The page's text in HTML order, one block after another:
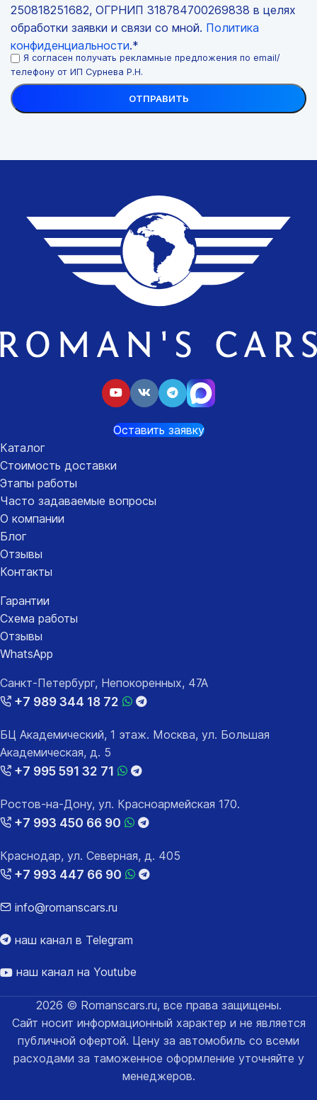
250818251682, ОГРНИП 318784700269838 в целях
обработки заявки и связи со мной. Политика
конфиденциальности.*
Я согласен получать рекламные предложения по email/
телефону от ИП Сурнева Р.Н.
Оставить заявку
Каталог
Стоимость доставки
Этапы работы
Часто задаваемые вопросы
О компании
Блог
Отзывы
Контакты
Гарантии
Схема работы
Отзывы
WhatsApp
Санкт-Петербург, Непокоренных, 47А
+7 989 344 18 72
БЦ Академический, 1 этаж. Москва, ул. Большая
Академическая, д. 5
+7 995 591 32 71
Ростов-на-Дону, ул. Красноармейская 170.
+7 993 450 66 90
Краснодар, ул. Северная, д. 405
+7 993 447 66 90
info@romanscars.ru
наш канал в Telegram
наш канал на Youtube
2026 © Romanscars.ru, все права защищены.
Сайт носит информационный характер и не является
публичной офертой. Цену за автомобиль со всеми
расходами за таможенное оформление уточняйте у
менеджеров.